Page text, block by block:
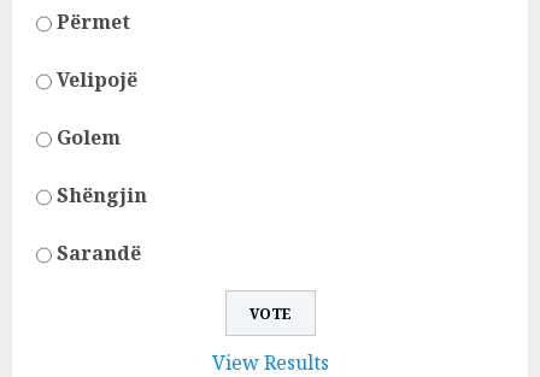
Përmet
Velipojë
Golem
Shëngjin
Sarandë
View Results